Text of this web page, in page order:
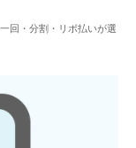
回・分割・リボ払いが選